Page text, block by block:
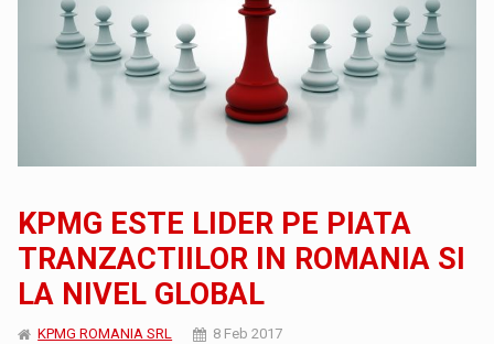
KPMG ESTE LIDER PE PIATA
TRANZACTIILOR IN ROMANIA SI
LA NIVEL GLOBAL
KPMG ROMANIA SRL 8 Feb 2017